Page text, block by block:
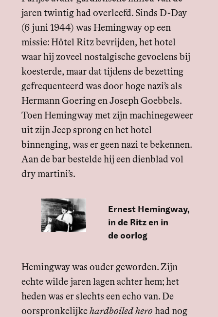
jaren twintig had overleefd. Sinds D-Day
(6 juni 1944) was Hemingway op een
missie: Hôtel Ritz bevrijden, het hotel
waar hij zoveel nostalgische gevoelens bij
koesterde, maar dat tijdens de bezetting
gefrequenteerd was door hoge nazi’s als
Hermann Goering en Joseph Goebbels.
Toen Hemingway met zijn machinegeweer
uit zijn Jeep sprong en het hotel
binnenging, was er geen nazi te bekennen.
Aan de bar bestelde hij een dienblad vol
dry martini’s.
Ernest Hemingway,
in de Ritz en in
de oorlog
Hemingway was ouder geworden. Zijn
echte wilde jaren lagen achter hem; het
heden was er slechts een echo van. De
oorspronkelijke hardboiled hero had nog